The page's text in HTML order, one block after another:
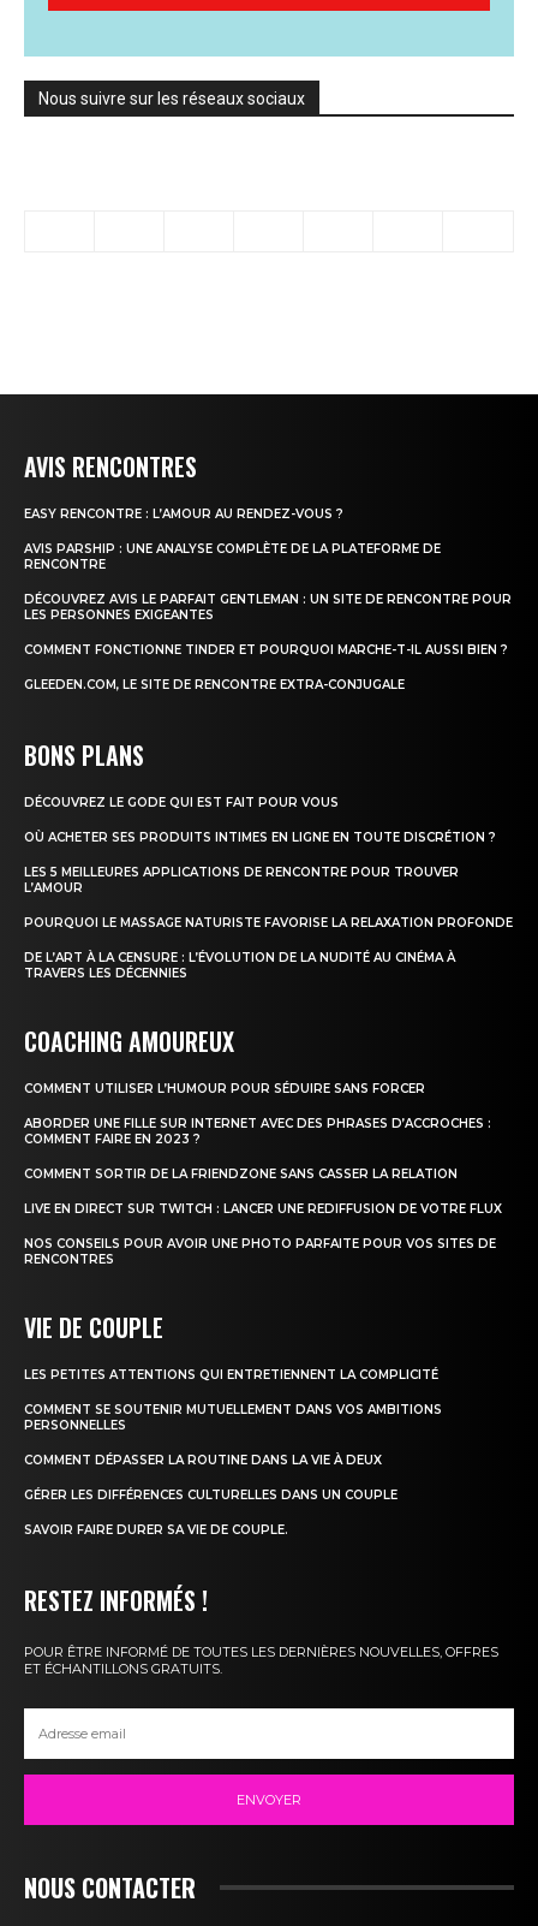
Nous suivre sur les réseaux sociaux
AVIS RENCONTRES
EASY RENCONTRE : L’AMOUR AU RENDEZ-VOUS ?
AVIS PARSHIP : UNE ANALYSE COMPLÈTE DE LA PLATEFORME DE
RENCONTRE
DÉCOUVREZ AVIS LE PARFAIT GENTLEMAN : UN SITE DE RENCONTRE POUR
LES PERSONNES EXIGEANTES
COMMENT FONCTIONNE TINDER ET POURQUOI MARCHE-T-IL AUSSI BIEN ?
GLEEDEN.COM, LE SITE DE RENCONTRE EXTRA-CONJUGALE
BONS PLANS
DÉCOUVREZ LE GODE QUI EST FAIT POUR VOUS
OÙ ACHETER SES PRODUITS INTIMES EN LIGNE EN TOUTE DISCRÉTION ?
LES 5 MEILLEURES APPLICATIONS DE RENCONTRE POUR TROUVER
L’AMOUR
POURQUOI LE MASSAGE NATURISTE FAVORISE LA RELAXATION PROFONDE
DE L’ART À LA CENSURE : L’ÉVOLUTION DE LA NUDITÉ AU CINÉMA À
TRAVERS LES DÉCENNIES
COACHING AMOUREUX
COMMENT UTILISER L’HUMOUR POUR SÉDUIRE SANS FORCER
ABORDER UNE FILLE SUR INTERNET AVEC DES PHRASES D’ACCROCHES :
COMMENT FAIRE EN 2023 ?
COMMENT SORTIR DE LA FRIENDZONE SANS CASSER LA RELATION
LIVE EN DIRECT SUR TWITCH : LANCER UNE REDIFFUSION DE VOTRE FLUX
NOS CONSEILS POUR AVOIR UNE PHOTO PARFAITE POUR VOS SITES DE
RENCONTRES
VIE DE COUPLE
LES PETITES ATTENTIONS QUI ENTRETIENNENT LA COMPLICITÉ
COMMENT SE SOUTENIR MUTUELLEMENT DANS VOS AMBITIONS
PERSONNELLES
COMMENT DÉPASSER LA ROUTINE DANS LA VIE À DEUX
GÉRER LES DIFFÉRENCES CULTURELLES DANS UN COUPLE
SAVOIR FAIRE DURER SA VIE DE COUPLE.
RESTEZ INFORMÉS !
POUR ÊTRE INFORMÉ DE TOUTES LES DERNIÈRES NOUVELLES, OFFRES
ET ÉCHANTILLONS GRATUITS.
ENVOYER
NOUS CONTACTER